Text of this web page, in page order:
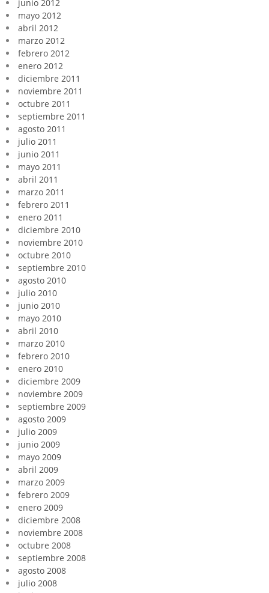
junio 2012
mayo 2012
abril 2012
marzo 2012
febrero 2012
enero 2012
diciembre 2011
noviembre 2011
octubre 2011
septiembre 2011
agosto 2011
julio 2011
junio 2011
mayo 2011
abril 2011
marzo 2011
febrero 2011
enero 2011
diciembre 2010
noviembre 2010
octubre 2010
septiembre 2010
agosto 2010
julio 2010
junio 2010
mayo 2010
abril 2010
marzo 2010
febrero 2010
enero 2010
diciembre 2009
noviembre 2009
septiembre 2009
agosto 2009
julio 2009
junio 2009
mayo 2009
abril 2009
marzo 2009
febrero 2009
enero 2009
diciembre 2008
noviembre 2008
octubre 2008
septiembre 2008
agosto 2008
julio 2008